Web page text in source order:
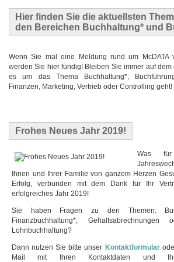
Hier finden Sie die aktuellsten
den Bereichen Buchhaltung* und
Wenn Sie mal eine Meldung rund um McDATA
werden Sie hier fündig! Bleiben Sie immer auf dem
es um das Thema Buchhaltung*,
Finanzen, Marketing, Vertrieb oder Controlling geht!
Frohes Neues Jahr 2019!
Was
Ihnen und Ihrer Familie von ganzem Herzen
Erfolg, verbunden mit dem Dank für Ihr
erfolgreiches Jahr 2019!
Sie haben Fragen zu den Themen:
Finanzbuchhaltung*,
Lohnbuchhaltung?
Dann nutzen Sie bitte unser Kontaktformular
Mail mit Ihren Kontaktdaten und